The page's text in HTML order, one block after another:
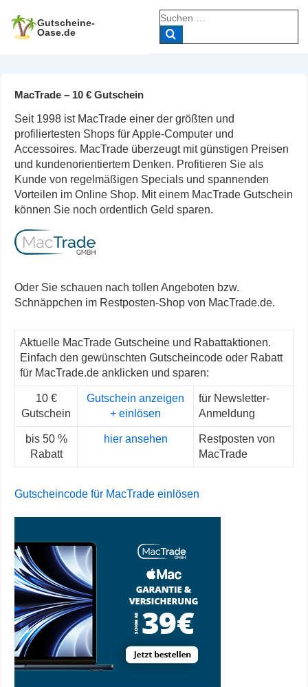
Zum
Inhalt
Gutscheine-
Oase.de
Suche
nach:
MacTrade – 10 € Gutschein
Seit 1998 ist MacTrade einer der größten und
profiliertesten Shops für Apple-Computer und
Accessoires. MacTrade überzeugt mit günstigen Preisen
und kundenorientiertem Denken. Profitieren Sie als
Kunde von regelmäßigen Specials und spannenden
Vorteilen im Online Shop. Mit einem MacTrade Gutschein
können Sie noch ordentlich Geld sparen.
Oder Sie schauen nach tollen Angeboten bzw.
Schnäppchen im Restposten-Shop von MacTrade.de.
Aktuelle MacTrade Gutscheine und Rabattaktionen.
Einfach den gewünschten Gutscheincode oder Rabatt
für MacTrade.de anklicken und sparen:
10 €
Gutschein
Gutschein anzeigen
+ einlösen
für Newsletter-
Anmeldung
bis 50 %
Rabatt
hier ansehen
Restposten von
MacTrade
Gutscheincode für MacTrade einlösen